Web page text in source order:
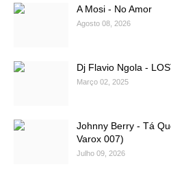
A Mosi - No Amor
Agosto 08, 2026
Dj Flavio Ngola -
Março 02, 2025
Johnny Berry - Tá
Varox 007)
Julho 09, 2026